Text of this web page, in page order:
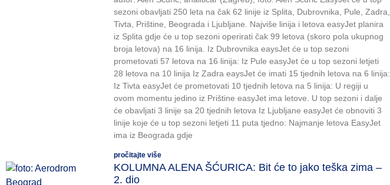
sezoni obavljati 250 leta na čak 62 linije iz Splita, Dubrovnika, Pule, Zadra,
Tivta, Prištine, Beograda i Ljubljane. Najviše linija i letova easyJet planira
iz Splita gdje će u top sezoni operirati čak 99 letova (skoro pola ukupnog
broja letova) na 16 linija. Iz Dubrovnika eaysJet će u top sezoni
prometovati 57 letova na 16 linija: Iz Pule easyJet će u top sezoni letjeti
28 letova na 10 linija Iz Zadra eaysJet će imati 15 tjednih letova na 6 linija:
Iz Tivta easyJet će prometovati 10 tjednih letova na 5 linija: U regiji u
ovom momentu jedino iz Prištine easyJet ima letove. U top sezoni i dalje
će obavljati 3 linije sa 20 tjednih letova Iz Ljubljane easyJet će obnoviti 3
linije koje će u top sezoni letjeti 11 puta tjedno: Najmanje letova EasyJet
ima iz Beograda gdje
pročitajte više
KOLUMNA ALENA ŠĆURICA: Bit će to jako teška zima –
2. dio